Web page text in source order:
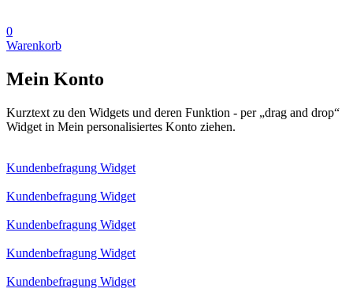
0
Warenkorb
Mein Konto
Kurztext zu den Widgets und deren Funktion - per „drag and drop“
Widget in Mein personalisiertes Konto ziehen.
Kundenbefragung Widget
Kundenbefragung Widget
Kundenbefragung Widget
Kundenbefragung Widget
Kundenbefragung Widget